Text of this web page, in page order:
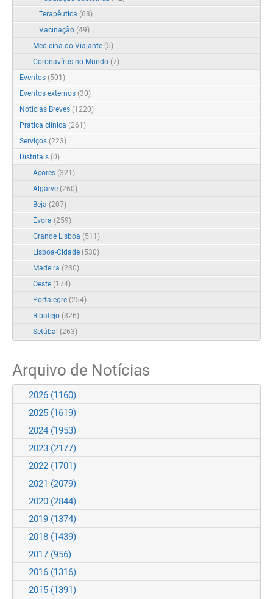
Terapêutica (63)
Vacinação (49)
Medicina do Viajante (5)
Coronavírus no Mundo (7)
Eventos (501)
Eventos externos (30)
Notícias Breves (1220)
Prática clínica (261)
Serviços (223)
Distritais (0)
Açores (321)
Algarve (260)
Beja (207)
Évora (259)
Grande Lisboa (511)
Lisboa-Cidade (530)
Madeira (230)
Oeste (174)
Portalegre (254)
Ribatejo (326)
Setúbal (263)
Arquivo de Notícias
2026 (1160)
2025 (1619)
2024 (1953)
2023 (2177)
2022 (1701)
2021 (2079)
2020 (2844)
2019 (1374)
2018 (1439)
2017 (956)
2016 (1316)
2015 (1391)